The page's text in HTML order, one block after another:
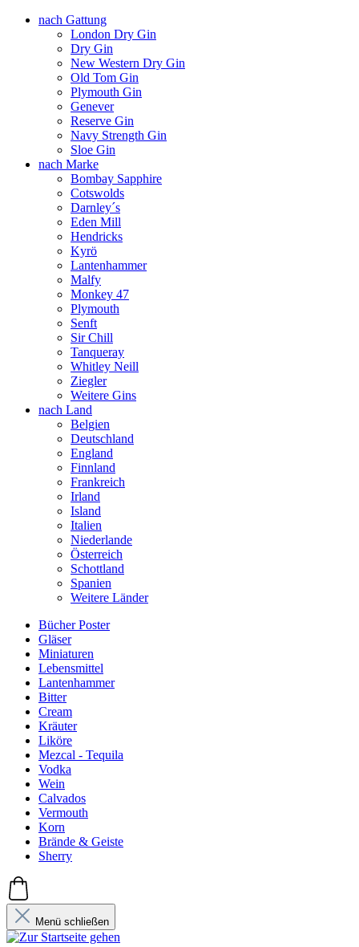
nach Gattung
London Dry Gin
Dry Gin
New Western Dry Gin
Old Tom Gin
Plymouth Gin
Genever
Reserve Gin
Navy Strength Gin
Sloe Gin
nach Marke
Bombay Sapphire
Cotswolds
Darnley´s
Eden Mill
Hendricks
Kyrö
Lantenhammer
Malfy
Monkey 47
Plymouth
Senft
Sir Chill
Tanqueray
Whitley Neill
Ziegler
Weitere Gins
nach Land
Belgien
Deutschland
England
Finnland
Frankreich
Irland
Island
Italien
Niederlande
Österreich
Schottland
Spanien
Weitere Länder
Bücher Poster
Gläser
Miniaturen
Lebensmittel
Lantenhammer
Bitter
Cream
Kräuter
Liköre
Mezcal - Tequila
Vodka
Wein
Calvados
Vermouth
Korn
Brände & Geiste
Sherry
Menü schließen